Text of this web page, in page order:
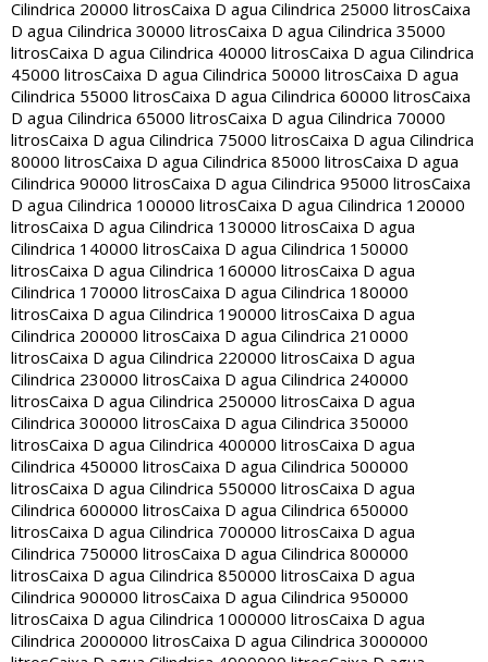
Cilindrica 20000 litrosCaixa D agua Cilindrica 25000 litrosCaixa
D agua Cilindrica 30000 litrosCaixa D agua Cilindrica 35000
litrosCaixa D agua Cilindrica 40000 litrosCaixa D agua Cilindrica
45000 litrosCaixa D agua Cilindrica 50000 litrosCaixa D agua
Cilindrica 55000 litrosCaixa D agua Cilindrica 60000 litrosCaixa
D agua Cilindrica 65000 litrosCaixa D agua Cilindrica 70000
litrosCaixa D agua Cilindrica 75000 litrosCaixa D agua Cilindrica
80000 litrosCaixa D agua Cilindrica 85000 litrosCaixa D agua
Cilindrica 90000 litrosCaixa D agua Cilindrica 95000 litrosCaixa
D agua Cilindrica 100000 litrosCaixa D agua Cilindrica 120000
litrosCaixa D agua Cilindrica 130000 litrosCaixa D agua
Cilindrica 140000 litrosCaixa D agua Cilindrica 150000
litrosCaixa D agua Cilindrica 160000 litrosCaixa D agua
Cilindrica 170000 litrosCaixa D agua Cilindrica 180000
litrosCaixa D agua Cilindrica 190000 litrosCaixa D agua
Cilindrica 200000 litrosCaixa D agua Cilindrica 210000
litrosCaixa D agua Cilindrica 220000 litrosCaixa D agua
Cilindrica 230000 litrosCaixa D agua Cilindrica 240000
litrosCaixa D agua Cilindrica 250000 litrosCaixa D agua
Cilindrica 300000 litrosCaixa D agua Cilindrica 350000
litrosCaixa D agua Cilindrica 400000 litrosCaixa D agua
Cilindrica 450000 litrosCaixa D agua Cilindrica 500000
litrosCaixa D agua Cilindrica 550000 litrosCaixa D agua
Cilindrica 600000 litrosCaixa D agua Cilindrica 650000
litrosCaixa D agua Cilindrica 700000 litrosCaixa D agua
Cilindrica 750000 litrosCaixa D agua Cilindrica 800000
litrosCaixa D agua Cilindrica 850000 litrosCaixa D agua
Cilindrica 900000 litrosCaixa D agua Cilindrica 950000
litrosCaixa D agua Cilindrica 1000000 litrosCaixa D agua
Cilindrica 2000000 litrosCaixa D agua Cilindrica 3000000